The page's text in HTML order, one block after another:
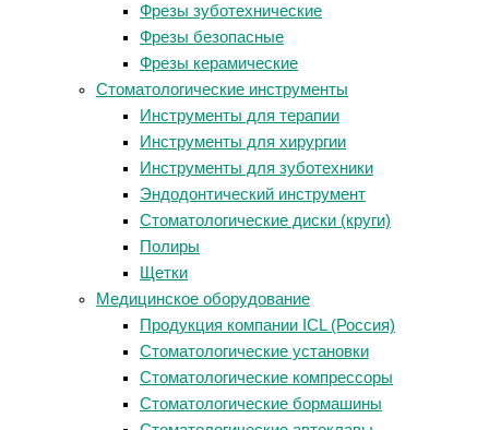
Фрезы зуботехнические
Фрезы безопасные
Фрезы керамические
Стоматологические инструменты
Инструменты для терапии
Инструменты для хирургии
Инструменты для зуботехники
Эндодонтический инструмент
Стоматологические диски (круги)
Полиры
Щетки
Медицинское оборудование
Продукция компании ICL (Россия)
Стоматологические установки
Стоматологические компрессоры
Стоматологические бормашины